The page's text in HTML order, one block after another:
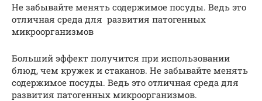
Не забывайте менять содержимое посуды. Ведь это
отличная среда для развития патогенных
микроорганизмов
Больший эффект получится при использовании
блюд, чем кружек и стаканов. Не забывайте менять
содержимое посуды. Ведь это отличная среда для
развития патогенных микроорганизмов.